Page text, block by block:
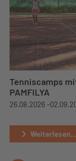
Tenniscamps
PAMFILYA
26.08.2026 -
Weiterlesen...